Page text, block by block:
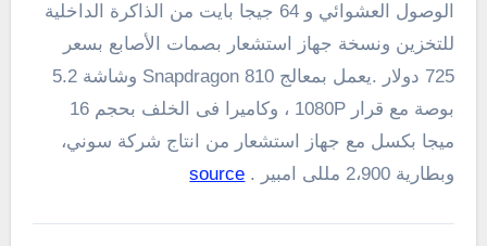
الوصول العشوائي و 64 جيجا بايت من
الذاكرة الداخلية
للتخزين ونسخة جهاز استشعار بصمات الأصابع بسعر
725
دولار .يعمل بمعالج Snapdragon 810 وشاشة 5.2
بوصة مع قرار 1080P
، وكاميرا فى الخلف بحجم 16
ميجا بكسل مع جهاز استشعار من انتاج شركة سوني،
وبطارية 2،900 مللى امبير .
source